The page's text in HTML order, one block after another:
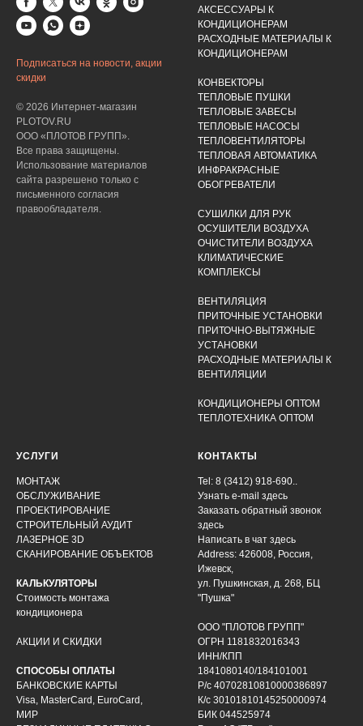
Подписаться на новости, акции
скидки
© 2026 Интернет-магазин
PLOTOV.RU
ООО «ПЛОТОВ ГРУПП».
Все права защищены.
Использование материалов
сайта разрешено только с
письменного согласия
правообладателя.
АКСЕССУАРЫ К
КОНДИЦИОНЕРАМ
РАСХОДНЫЕ МАТЕРИАЛЫ К
КОНДИЦИОНЕРАМ
КОНВЕКТОРЫ
ТЕПЛОВЫЕ ПУШКИ
ТЕПЛОВЫЕ ЗАВЕСЫ
ТЕПЛОВЫЕ НАСОСЫ
ТЕПЛОВЕНТИЛЯТОРЫ
ТЕПЛОВАЯ АВТОМАТИКА
ИНФРАКРАСНЫЕ
ОБОГРЕВАТЕЛИ
СУШИЛКИ ДЛЯ РУК
ОСУШИТЕЛИ ВОЗДУХА
ОЧИСТИТЕЛИ ВОЗДУХА
КЛИМАТИЧЕСКИЕ
КОМПЛЕКСЫ
ВЕНТИЛЯЦИЯ
ПРИТОЧНЫЕ УСТАНОВКИ
ПРИТОЧНО-ВЫТЯЖНЫЕ
УСТАНОВКИ
РАСХОДНЫЕ МАТЕРИАЛЫ К
ВЕНТИЛЯЦИИ
КОНДИЦИОНЕРЫ ОПТОМ
ТЕПЛОТЕХНИКА ОПТОМ
УСЛУГИ
МОНТАЖ
ОБСЛУЖИВАНИЕ
ПРОЕКТИРОВАНИЕ
СТРОИТЕЛЬНЫЙ АУДИТ
ЛАЗЕРНОЕ 3D
СКАНИРОВАНИЕ ОБЪЕКТОВ
КАЛЬКУЛЯТОРЫ
Стоимость монтажа
кондиционера
АКЦИИ И СКИДКИ
СПОСОБЫ ОПЛАТЫ
БАНКОВСКИЕ КАРТЫ
Visa, MasterCard, EuroCard,
МИР
КОНТАКТЫ
Tel: 8 (3412) 918-690..
Узнать e-mail здесь
Заказать обратный звонок
здесь
Написать в чат здесь
Address: 426008, Россия,
Ижевск,
ул. Пушкинская, д. 268, БЦ
"Пушка"
ООО "ПЛОТОВ ГРУПП"
ОГРН 1181832016343
ИНН/КПП
1841080140/184101001
Р/с 40702810810000386897
К/с 30101810145250000974
БИК 044525974